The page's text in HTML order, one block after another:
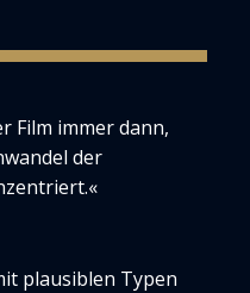
Film immer dann,
der
plausiblen Typen